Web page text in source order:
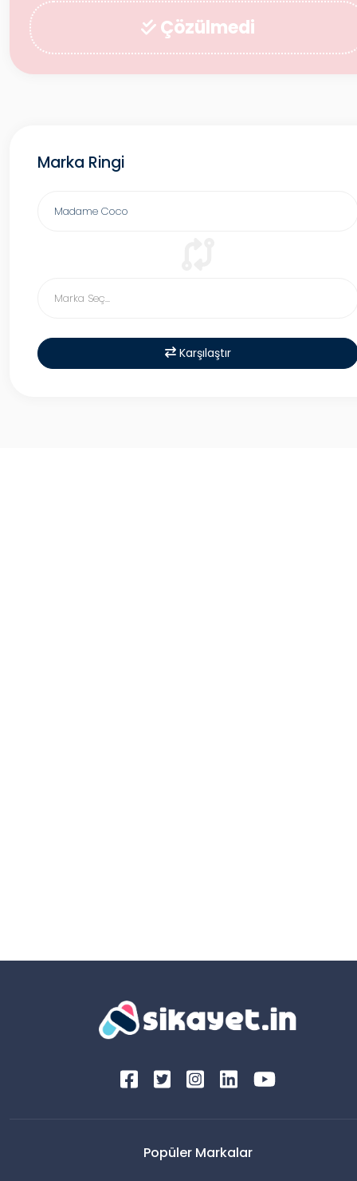
Çözülmedi
Marka Ringi
Karşılaştır
Popüler Markalar